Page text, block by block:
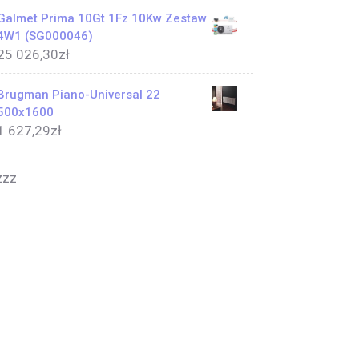
Prima 10Gt 1Fz 10Kw Zestaw
(SG000046)
026,30zł
Piano-Universal 22
627,29zł